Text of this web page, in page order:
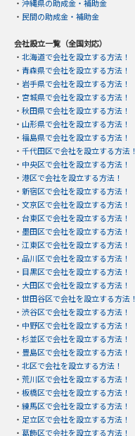
・ 沖縄県の助成金・補助金
・ 民間の助成金・補助金
会社設立一覧（全国対応）
・ 北海道で会社を設立する方法！
・ 青森県で会社を設立する方法！
・ 岩手県で会社を設立する方法！
・ 宮城県で会社を設立する方法！
・ 秋田県で会社を設立する方法！
・ 山形県で会社を設立する方法！
・ 福島県で会社を設立する方法！
・ 千代田区で会社を設立する方法！
・ 中央区で会社を設立する方法！
・ 港区で会社を設立する方法！
・ 新宿区で会社を設立する方法！
・ 文京区で会社を設立する方法！
・ 台東区で会社を設立する方法！
・ 墨田区で会社を設立する方法！
・ 江東区で会社を設立する方法！
・ 品川区で会社を設立する方法！
・ 目黒区で会社を設立する方法！
・ 大田区で会社を設立する方法！
・ 世田谷区で会社を設立する方法！
・ 渋谷区で会社を設立する方法！
・ 中野区で会社を設立する方法！
・ 杉並区で会社を設立する方法！
・ 豊島区で会社を設立する方法！
・ 北区で会社を設立する方法！
・ 荒川区で会社を設立する方法！
・ 板橋区で会社を設立する方法！
・ 練馬区で会社を設立する方法！
・ 足立区で会社を設立する方法！
・ 葛飾区で会社を設立する方法！